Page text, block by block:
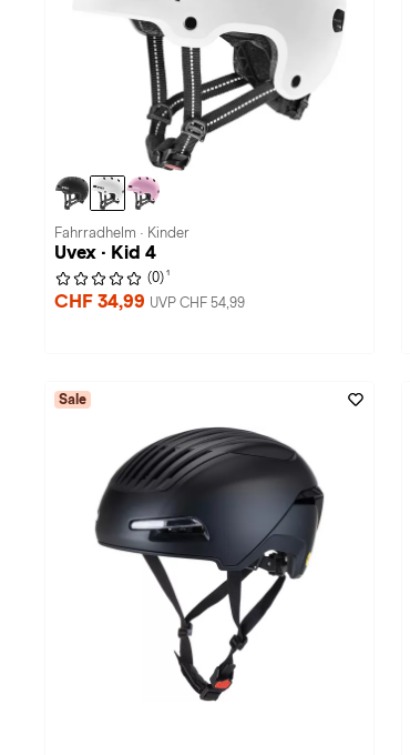
Fahrradhelm · Kinder
Uvex · Kid 4
(0) 1
CHF 34,99 UVP CHF 54,99
Sale